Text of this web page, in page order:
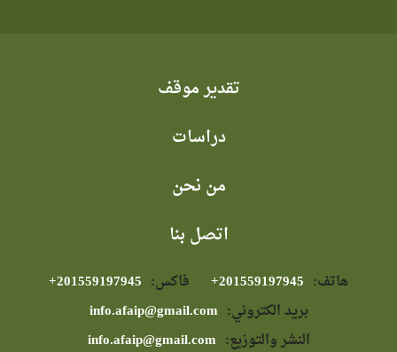
تقدير موقف
دراسات
من نحن
اتصل بنا
هاتف: فاكس:
بريد الكتروني: info.afaip@gmail.com
النشر والتوزيع: info.afaip@gmail.com